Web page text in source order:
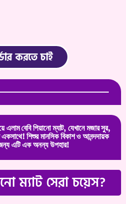
করতে চাই
এলাম বেবি পিয়ানো ম্যাট, যেখানে মজার সুর,
শিশুর মানসিক বিকাশ ও আনন্দদায়ক
এটি এক অনন্য উপহার!
ম্যাট সেরা চয়েস?